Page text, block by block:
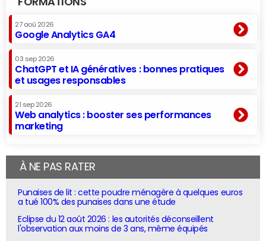
27 aoû 2026
Google Analytics GA4
03 sep 2026
ChatGPT et IA génératives : bonnes pratiques
et usages responsables
21 sep 2026
Web analytics : booster ses performances
marketing
À NE PAS RATER
Punaises de lit : cette poudre ménagère à quelques euros
a tué 100% des punaises dans une étude
Eclipse du 12 août 2026 : les autorités déconseillent
l'observation aux moins de 3 ans, même équipés